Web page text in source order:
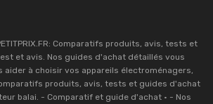
Comparatifs produits, avis, tests et
et avis. Nos guides d'achat détaillés vous
aider à choisir vos appareils électroménagers,
produits, avis, tests et guides d'achat
balai. - Comparatif et guide d'achat · - Nos